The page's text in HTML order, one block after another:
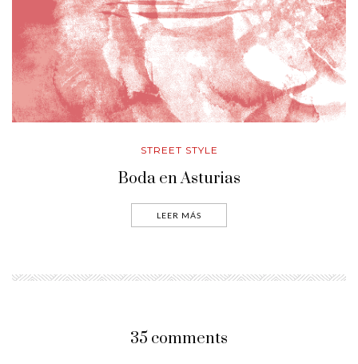
STREET STYLE
Boda en Asturias
LEER MÁS
35 comments